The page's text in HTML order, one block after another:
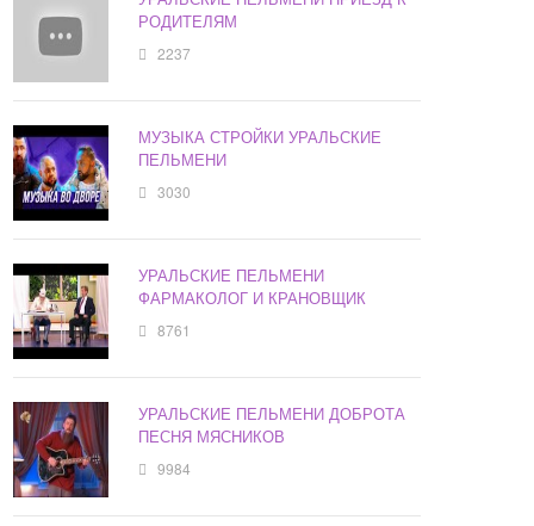
РОДИТЕЛЯМ
2237
МУЗЫКА СТРОЙКИ УРАЛЬСКИЕ
ПЕЛЬМЕНИ
3030
УРАЛЬСКИЕ ПЕЛЬМЕНИ
ФАРМАКОЛОГ И КРАНОВЩИК
8761
УРАЛЬСКИЕ ПЕЛЬМЕНИ ДОБРОТА
ПЕСНЯ МЯСНИКОВ
9984